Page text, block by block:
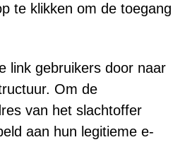
te klikken om de toegang
link gebruikers door naar
Om de
van het slachtoffer
aan hun legitieme e-